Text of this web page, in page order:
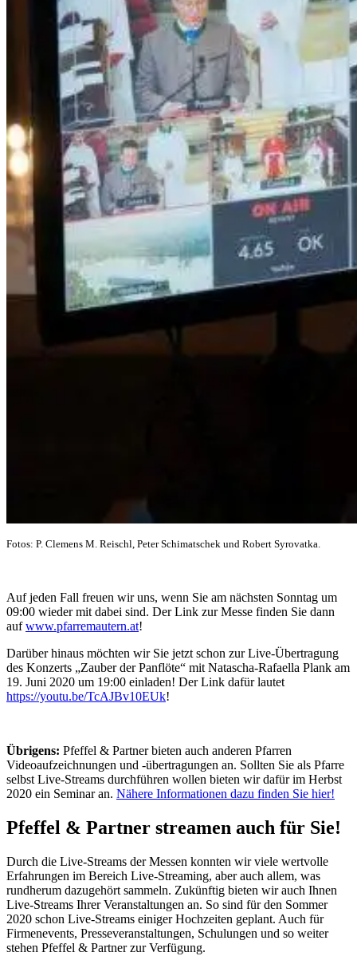
Fotos: P. Clemens M. Reischl, Peter Schimatschek und Robert Syrovatka.
Auf jeden Fall freuen wir uns, wenn Sie am nächsten Sonntag um
09:00 wieder mit dabei sind. Der Link zur Messe finden Sie dann
aufwww.pfarremautern.at!
Darüber hinaus möchten wir Sie jetzt schon zur Live-Übertragung
des Konzerts „Zauber der Panflöte“ mit Natascha-Rafaella Plank am
19. Juni 2020 um 19:00 einladen! Der Link dafür lautet
https://youtu.be/TcAJBv10EUk!
Übrigens: Pfeffel & Partner bieten auch anderen Pfarren
Videoaufzeichnungen und -übertragungen an. Sollten Sie als Pfarre
selbst Live-Streams durchführen wollen bieten wir dafür im Herbst
2020 ein Seminar an. Nähere Informationen dazu finden Sie hier!
Pfeffel & Partner streamen auch für Sie!
Durch die Live-Streams der Messen konnten wir viele wertvolle
Erfahrungen im Bereich Live-Streaming, aber auch allem, was
rundherum dazugehört sammeln. Zukünftig bieten wir auch Ihnen
Live-Streams Ihrer Veranstaltungen an. So sind für den Sommer
2020 schon Live-Streams einiger Hochzeiten geplant. Auch für
Firmenevents, Presseveranstaltungen, Schulungen und so weiter
stehen Pfeffel & Partner zur Verfügung.